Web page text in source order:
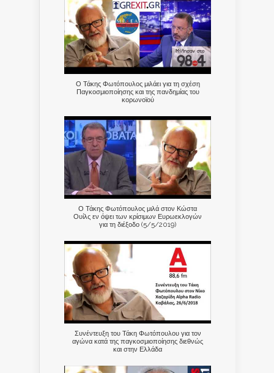
Ο Τάκης Φωτόπουλος μιλάει για τη σχέση
Παγκοσμιοποίησης και της πανδημίας του
κορωνοϊού
Ο Τάκης Φωτόπουλος μιλά στον Κώστα
Ουίλς εν όψει των κρίσιμων Ευρωεκλογών
για τη διέξοδο (5/5/2019)
Συνέντευξη του Τάκη Φωτόπουλου για τον
αγώνα κατά της παγκοσμιοποίησης διεθνώς
και στην Ελλάδα